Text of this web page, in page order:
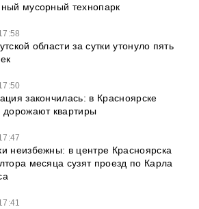
мусорный технопарк
области за сутки утонуло пять
закончилась: в Красноярске
дорожают квартиры
неизбежны: в центре Красноярска
месяца сузят проезд по Карла